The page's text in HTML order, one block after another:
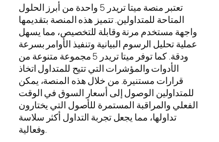
تعتبر منصة ميتا تريدر 5 واحدة من أبرز الحلول
المتاحة للمتداولين. تتميز هذه المنصة بتقديمها
واجهة مستخدم مرنة وقابلة للتخصيص، مما يسهل
عملية تحليل الرسوم البيانية وتنفيذ الأوامر بسرعة
ودقة. كما توفر ميتا تريدر 5 مجموعة متنوعة من
الأدوات والمؤشرات التي تتيح للمتداول اتخاذ
قرارات مستنيرة. من خلال هذه المنصة، يمكن
للمتداولين الوصول إلى أسعار السوق في الوقت
الفعلي والمراقبة المستمرة للأصول التي يختارون
تداولها، مما يجعل تجربة التداول أكثر سلاسة
وفعالية.